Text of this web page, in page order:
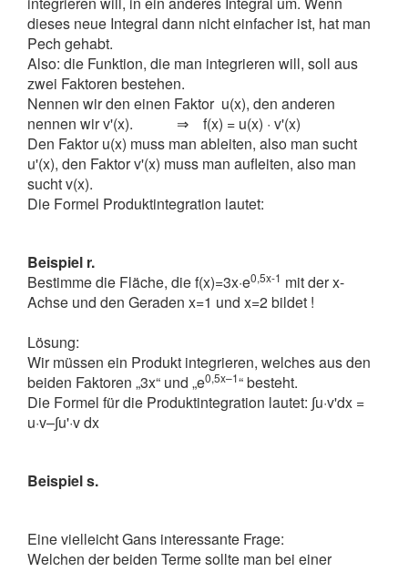
dieses neue Integral dann nicht einfacher ist, hat man
Pech gehabt.
Also: die Funktion, die man integrieren will, soll aus
zwei Faktoren bestehen.
Nennen wir den einen Faktor u(x), den anderen
nennen wir v'(x). ⇒ f(x) = u(x) · v'(x)
Den Faktor u(x) muss man ableiten, also man sucht
u'(x), den Faktor v'(x) muss man aufleiten, also man
sucht v(x).
Die Formel Produktintegration lautet:
Beispiel r.
Bestimme die Fläche, die f(x)=3x·e0,5x-1 mit der x-
Achse und den Geraden x=1 und x=2 bildet !
Lösung:
Wir müssen ein Produkt integrieren, welches aus den
beiden Faktoren „3x“ und „e0,5x–1“ besteht.
Die Formel für die Produktintegration lautet: ∫u·v'dx =
u·v–∫u'·v dx
Beispiel s.
Eine vielleicht Gans interessante Frage:
Welchen der beiden Terme sollte man bei einer